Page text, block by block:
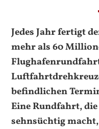
Jedes Jahr fertigt
mehr als 60
befindlichen
Eine Rundfahrt,
sehnsüchtig